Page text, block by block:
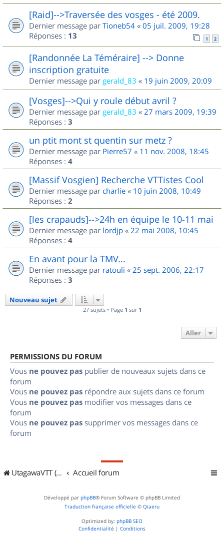
[Raid]-->Traversée des vosges - été 2009.
Dernier message par Tioneb54 « 05 juil. 2009, 19:28
Réponses : 13 1 2
[Randonnée La Téméraire] --> Donne
inscription gratuite
Dernier message par gerald_83 « 19 juin 2009, 20:09
[Vosges]-->Qui y roule début avril ?
Dernier message par gerald_83 « 27 mars 2009, 19:39
Réponses : 3
un ptit mont st quentin sur metz ?
Dernier message par Pierre57 « 11 nov. 2008, 18:45
Réponses : 4
[Massif Vosgien] Recherche VTTistes Cool
Dernier message par charlie « 10 juin 2008, 10:49
Réponses : 2
[les crapauds]-->24h en équipe le 10-11 mai
Dernier message par lordjp « 22 mai 2008, 10:45
Réponses : 4
En avant pour la TMV...
Dernier message par ratouli « 25 sept. 2006, 22:17
Réponses : 3
Nouveau sujet
27 sujets • Page 1 sur 1
Aller
PERMISSIONS DU FORUM
Vous ne pouvez pas publier de nouveaux sujets dans ce
forum
Vous ne pouvez pas répondre aux sujets dans ce forum
Vous ne pouvez pas modifier vos messages dans ce
forum
Vous ne pouvez pas supprimer vos messages dans ce
forum
UtagawaVTT (Randos VTT et VTTAE avec traces GPS) Accueil forum
Développé par phpBB® Forum Software © phpBB Limited
Traduction française officielle © Qiaeru
Optimized by: phpBB SEO
Confidentialité | Conditions